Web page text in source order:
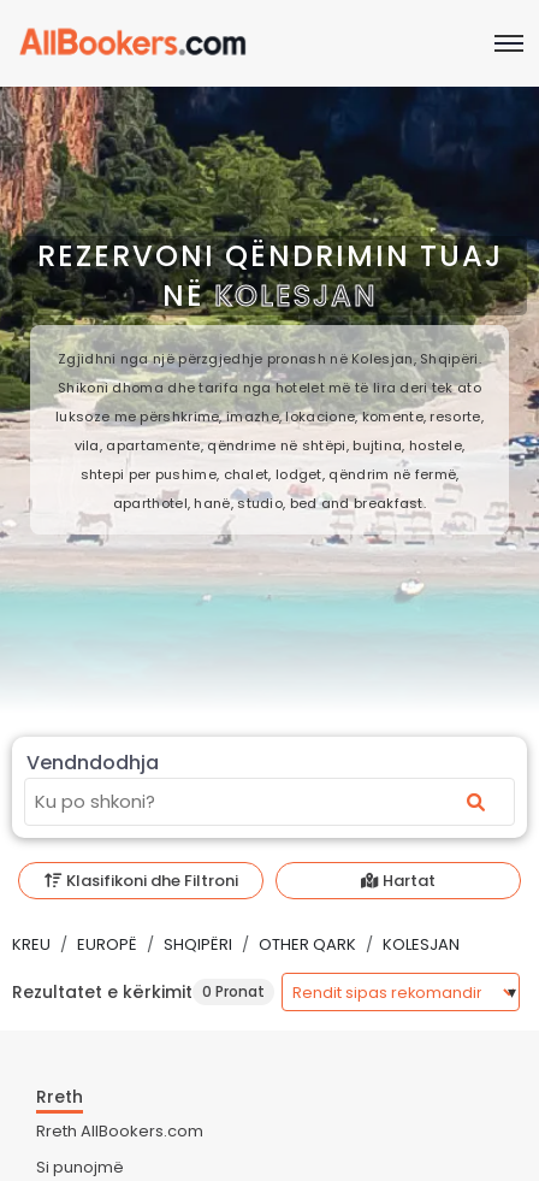
REZERVONI QËNDRIMIN TUAJ
NËKOLESJAN
Zgjidhni nga një përzgjedhje pronash në Kolesjan, Shqipëri.
Shikoni dhoma dhe tarifa nga hotelet më të lira deri tek ato
luksoze me përshkrime, imazhe, lokacione, komente, resorte,
vila, apartamente, qëndrime në shtëpi, bujtina, hostele,
shtepi per pushime, chalet, lodget, qëndrim në fermë,
aparthotel, hanë, studio, bed and breakfast.
Vendndodhja
Klasifikoni dhe Filtroni Hartat
KREU EUROPË SHQIPËRI OTHER QARK KOLESJAN
Rezultatet e kërkimit 0 Pronat
Rreth
Rreth AllBookers.com
Si punojmë